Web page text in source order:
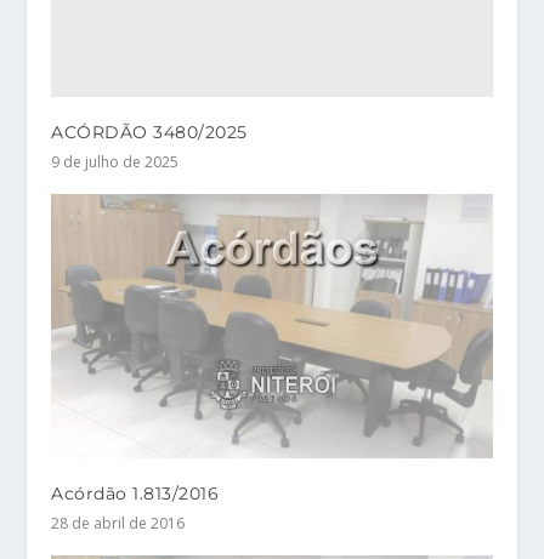
ACÓRDÃO 3480/2025
9 de julho de 2025
Acórdão 1.813/2016
28 de abril de 2016